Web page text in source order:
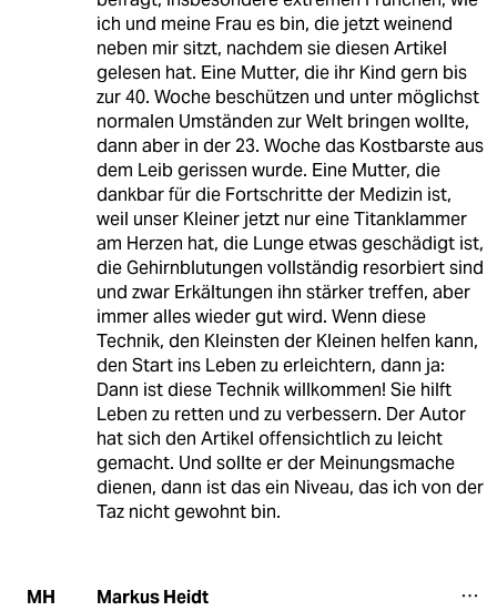
ich und meine Frau es bin, die jetzt weinend
neben mir sitzt, nachdem sie diesen Artikel
gelesen hat. Eine Mutter, die ihr Kind gern bis
zur 40. Woche beschützen und unter möglichst
normalen Umständen zur Welt bringen wollte,
dann aber in der 23. Woche das Kostbarste aus
dem Leib gerissen wurde. Eine Mutter, die
dankbar für die Fortschritte der Medizin ist,
weil unser Kleiner jetzt nur eine Titanklammer
am Herzen hat, die Lunge etwas geschädigt ist,
die Gehirnblutungen vollständig resorbiert sind
und zwar Erkältungen ihn stärker treffen, aber
immer alles wieder gut wird. Wenn diese
Technik, den Kleinsten der Kleinen helfen kann,
den Start ins Leben zu erleichtern, dann ja:
Dann ist diese Technik willkommen! Sie hilft
Leben zu retten und zu verbessern. Der Autor
hat sich den Artikel offensichtlich zu leicht
gemacht. Und sollte er der Meinungsmache
dienen, dann ist das ein Niveau, das ich von der
Taz nicht gewohnt bin.
MH Markus Heidt